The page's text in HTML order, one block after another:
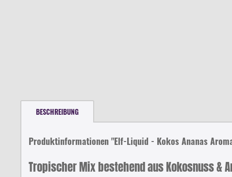
BESCHREIBUNG
Produktinformationen "Elf-Liquid - Kokos Ananas
Tropischer Mix bestehend aus Kokosnuss &